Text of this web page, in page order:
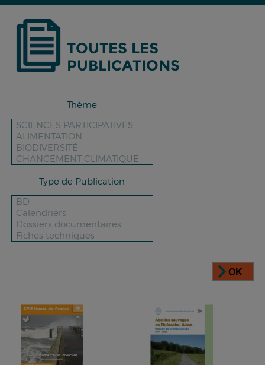
TOUTES LES
PUBLICATIONS
Thème
Type de Publication
OK